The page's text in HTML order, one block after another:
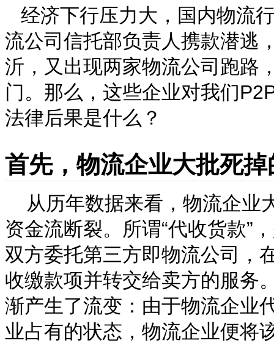
经济下行压力大，国内物流
流公司信托部负责人携款潜逃
沂，又出现两家物流公司跑路
门。那么，这些企业对我们
法律后果是什么？
首先，物流企业大批死
从历年数据来看，物流企业
资金流断裂。所谓“代收货款”
双方委托第三方即物流公司，
收缴款项并转交给卖方的服务
渐产生了流变：由于物流企业
业占有的状态，物流企业便将